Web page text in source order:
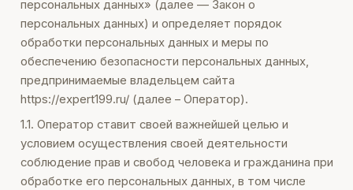
персональных данных» (далее — Закон о
персональных данных) и определяет порядок
обработки персональных данных и меры по
обеспечению безопасности персональных данных,
предпринимаемые владельцем сайта
https://expert199.ru/ (далее – Оператор).
1.1. Оператор ставит своей важнейшей целью и
условием осуществления своей деятельности
соблюдение прав и свобод человека и гражданина при
обработке его персональных данных, в том числе